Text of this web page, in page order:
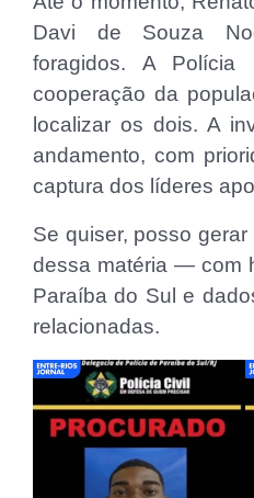
Davi de Souza
foragidos. A
cooperação da
localizar os dois. A
andamento, com
captura dos líderes
Se quiser, posso
dessa matéria — com
Paraíba do Sul e
relacionadas.